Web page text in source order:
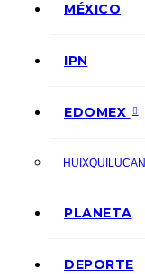
MÉXICO
IPN
EDOMEX
HUIXQUILUCAN
PLANETA
DEPORTE